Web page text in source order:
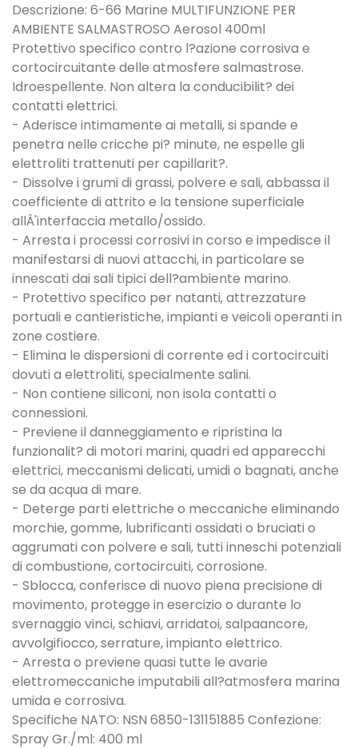
Descrizione: 6-66 Marine MULTIFUNZIONE PER
AMBIENTE SALMASTROSO Aerosol 400ml
Protettivo specifico contro l?azione corrosiva e
cortocircuitante delle atmosfere salmastrose.
Idroespellente. Non altera la conducibilit? dei
contatti elettrici.
- Aderisce intimamente ai metalli, si spande e
penetra nelle cricche pi? minute, ne espelle gli
elettroliti trattenuti per capillarit?.
- Dissolve i grumi di grassi, polvere e sali, abbassa il
coefficiente di attrito e la tensione superficiale
allÂ'interfaccia metallo/ossido.
- Arresta i processi corrosivi in corso e impedisce il
manifestarsi di nuovi attacchi, in particolare se
innescati dai sali tipici dell?ambiente marino.
- Protettivo specifico per natanti, attrezzature
portuali e cantieristiche, impianti e veicoli operanti in
zone costiere.
- Elimina le dispersioni di corrente ed i cortocircuiti
dovuti a elettroliti, specialmente salini.
- Non contiene siliconi, non isola contatti o
connessioni.
- Previene il danneggiamento e ripristina la
funzionalit? di motori marini, quadri ed apparecchi
elettrici, meccanismi delicati, umidi o bagnati, anche
se da acqua di mare.
- Deterge parti elettriche o meccaniche eliminando
morchie, gomme, lubrificanti ossidati o bruciati o
aggrumati con polvere e sali, tutti inneschi potenziali
di combustione, cortocircuiti, corrosione.
- Sblocca, conferisce di nuovo piena precisione di
movimento, protegge in esercizio o durante lo
svernaggio vinci, schiavi, arridatoi, salpaancore,
avvolgifiocco, serrature, impianto elettrico.
- Arresta o previene quasi tutte le avarie
elettromeccaniche imputabili all?atmosfera marina
umida e corrosiva.
Specifiche NATO: NSN 6850-131151885 Confezione:
Spray Gr./ml: 400 ml